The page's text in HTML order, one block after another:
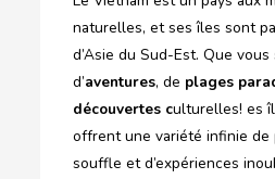
naturelles, et ses îles sont
d’Asie du Sud-Est. Que
d’aventures, de plages
découvertes culturelles! es
offrent une variété infinie de
souffle et d’expériences